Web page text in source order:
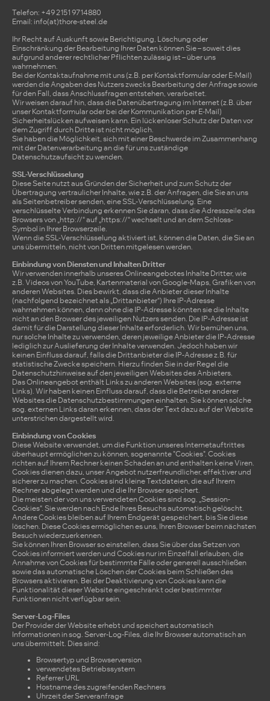
Telefon: +49 2151 9714880
Email: info(at)thore-steel.de
Ihr Recht auf Auskunft sowie Berichtigung, Löschung oder
Einschränkung der Bearbeitung Ihrer Daten können Sie – soweit dies
aufgrund anderer rechtlicher Pflichten zulässig ist – über uns
wahrnehmen.
Bei der Kontaktaufnahme mit uns (z.B. per Kontaktformular oder E-Mail)
werden die Angaben des Nutzers zwecks Bearbeitung der Anfrage sowie
für den Fall, dass Anschlussfragen entstehen, verarbeitet.
Wir weisen darauf hin, dass die Datenübertragung im Internet (z.B. über
unser Kontaktformular oder bei der Kommunikation per E-Mail)
Sicherheitslücken aufweisen kann. Ein lückenloser Schutz der Daten vor
dem Zugriff durch Dritte ist nicht möglich.
Sie haben die Möglichkeit, sich mit einer Beschwerde im Zusammenhang
mit der Datenverarbeitung an die für uns zuständige
Datenschutzaufsicht zu wenden.
SSL-Verschlüsselung
Diese Seite nutzt aus Gründen der Sicherheit und zum Schutz der
Übertragung vertraulicher Inhalte, wie z.B. der Anfragen, die Sie an uns
als Seitenbetreiber senden, eine SSL-Verschlüsselung. Eine
verschlüsselte Verbindung erkennen Sie daran, dass die Adresszeile des
Browsers von „http://“ auf „https://“ wechselt und an dem Schloss-
Symbol in Ihrer Browserzeile.
Wenn die SSL-Verschlüsselung aktiviert ist, können die Daten, die Sie an
uns übermitteln, nicht von Dritten mitgelesen werden.
Einbindung von Diensten und Inhalten Dritter
Wir verwenden innerhalb unseres Onlineangebotes Inhalte Dritter, wie
z.B. Videos von YouTube, Kartenmaterial von Google-Maps, Grafiken von
anderen Websites. Dies bewirkt, dass die Anbieter dieser Inhalte
(nachfolgend bezeichnet als „Drittanbieter“) Ihre IP-Adresse
wahrnehmen können, denn ohne die IP-Adresse könnten sie die Inhalte
nicht an den Browser des jeweiligen Nutzers senden. Die IP-Adresse ist
damit für die Darstellung dieser Inhalte erforderlich. Wir bemühen uns,
nur solche Inhalte zu verwenden, deren jeweilige Anbieter die IP-Adresse
lediglich zur Auslieferung der Inhalte verwenden. Jedoch haben wir
keinen Einfluss darauf, falls die Drittanbieter die IP-Adresse z.B. für
statistische Zwecke speichern. Hierzu finden Sie in der Regel die
Datenschutzhinweise auf den jeweiligen Websites des Anbieters.
Das Onlineangebot enthält Links zu anderen Websites (sog. externe
Links). Wir haben keinen Einfluss darauf, dass die Betreiber anderer
Websites die Datenschutzbestimmungen einhalten. Sie können solche
sog. externen Links daran erkennen, dass der Text dazu auf der Website
unterstrichen dargestellt wird.
Einbindung von Cookies
Diese Website verwendet, um die Funktion unseres Internetauftrittes
überhaupt ermöglichen zu können, sogenannte "Cookies". Cookies
richten auf Ihrem Rechner keinen Schaden an und enthalten keine Viren.
Cookies dienen dazu, unser Angebot nutzerfreundlicher, effektiver und
sicherer zu machen. Cookies sind kleine Textdateien, die auf Ihrem
Rechner abgelegt werden und die Ihr Browser speichert.
Die meisten der von uns verwendeten Cookies sind sog. „Session-
Cookies“. Sie werden nach Ende Ihres Besuchs automatisch gelöscht.
Andere Cookies bleiben auf Ihrem Endgerät gespeichert, bis Sie diese
löschen. Diese Cookies ermöglichen es uns, Ihren Browser beim nächsten
Besuch wiederzuerkennen.
Sie können Ihren Browser so einstellen, dass Sie über das Setzen von
Cookies informiert werden und Cookies nur im Einzelfall erlauben, die
Annahme von Cookies für bestimmte Fälle oder generell ausschließen
sowie das automatische Löschen der Cookies beim Schließen des
Browsers aktivieren. Bei der Deaktivierung von Cookies kann die
Funktionalität dieser Website eingeschränkt oder bestimmter
Funktionen nicht verfügbar sein.
Server-Log-Files
Der Provider der Website erhebt und speichert automatisch
Informationen in sog. Server-Log-Files, die Ihr Browser automatisch an
uns übermittelt. Dies sind:
Browsertyp und Browserversion
verwendetes Betriebssystem
Referrer URL
Hostname des zugreifenden Rechners
Uhrzeit der Serveranfrage